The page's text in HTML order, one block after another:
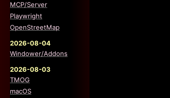
MCP/Server
Playwright
OpenStreetMap
2026-08-04
Windower/Addons
2026-08-03
TMOG
macOS